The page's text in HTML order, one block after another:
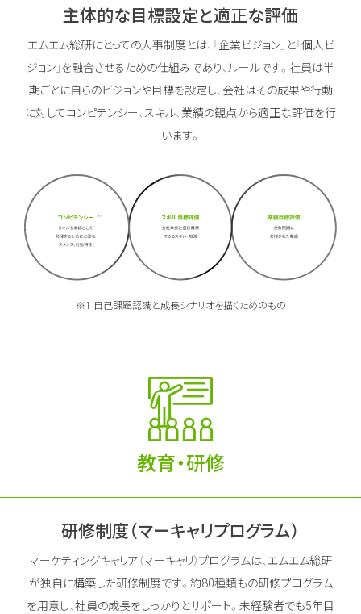
主体的な目標設定と適正な評価
エムエム総研にとっての人事制度とは、「企業ビジョン」と「個人ビ
ジョン」を融合させるための仕組みであり、ルールです。 社員は半
期ごとに自らのビジョンや目標を設定し、会社はその成果や行動
に対してコンピテンシー、スキル、業績の観点から適正な評価を行
います。
※1 自己課題認識と成長シナリオを描くためのもの
教育・研修
研修制度（マーキャリプログラム）
マーケティングキャリア（マーキャリ）プログラムは、エムエム総研
が独自に構築した研修制度です。 約80種類もの研修プログラム
を用意し、社員の成長をしっかりとサポート。 未経験者でも5年目